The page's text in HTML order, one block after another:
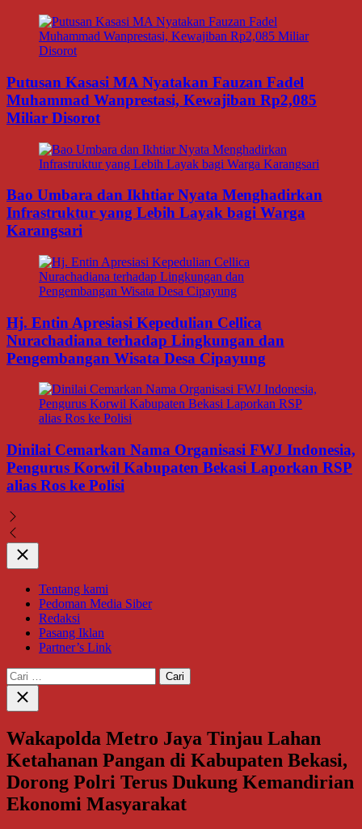
Putusan Kasasi MA Nyatakan Fauzan Fadel
Muhammad Wanprestasi, Kewajiban Rp2,085
Miliar Disorot
Bao Umbara dan Ikhtiar Nyata Menghadirkan
Infrastruktur yang Lebih Layak bagi Warga
Karangsari
Hj. Entin Apresiasi Kepedulian Cellica
Nurachadiana terhadap Lingkungan dan
Pengembangan Wisata Desa Cipayung
Dinilai Cemarkan Nama Organisasi FWJ Indonesia,
Pengurus Korwil Kabupaten Bekasi Laporkan RSP
alias Ros ke Polisi
Close
Tentang kami
Pedoman Media Siber
Redaksi
Pasang Iklan
Partner’s Link
Cari
untuk:
Close
search
Wakapolda Metro Jaya Tinjau Lahan
Ketahanan Pangan di Kabupaten Bekasi,
Dorong Polri Terus Dukung Kemandirian
Ekonomi Masyarakat